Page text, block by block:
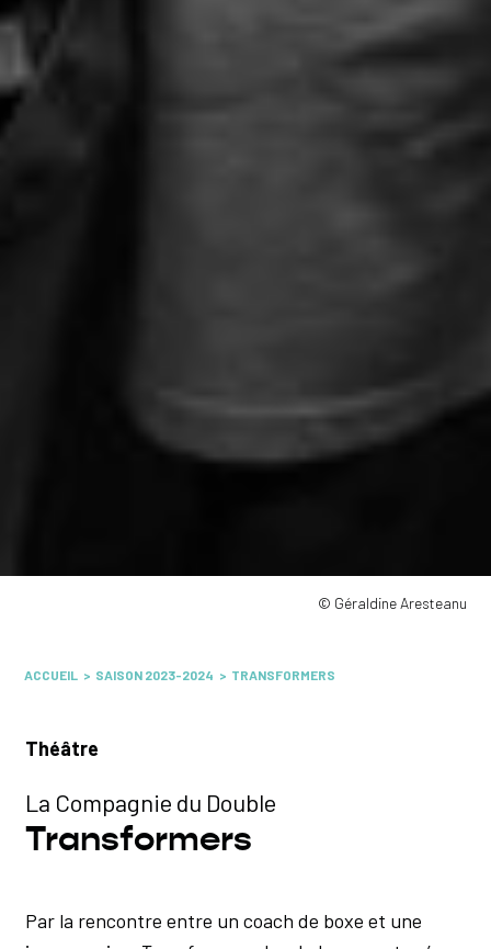
© Géraldine Aresteanu
ACCUEIL SAISON 2023-2024 TRANSFORMERS
Théâtre
La Compagnie du Double
Transformers
Par la rencontre entre un coach de boxe et une